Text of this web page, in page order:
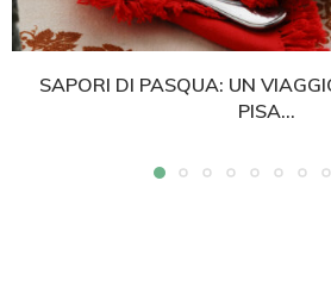
SAPORI DI PASQUA: UN
PISA...